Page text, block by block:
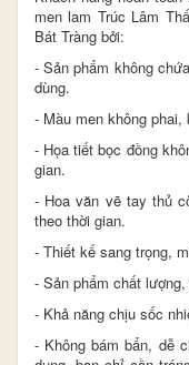
men lam Trúc Lâm
Bát Tràng bởi:
- Sản phẩm không
dùng.
- Màu men không phai,
- Họa tiết bọc đồng
gian.​
- Hoa văn vẽ tay thủ
theo thời gian.​
- Thiết kế sang trọng,
- Sản phẩm chất
- Khả năng chịu sốc
- Không bám bẩn, dễ